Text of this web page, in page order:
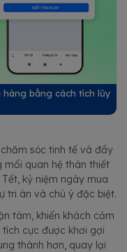
bằng cách tích lũy
sóc tinh tế và đầy
mối quan hệ thân thiết
kỷ niệm ngày mua
tri ân và chú ý đặc biệt.
tâm, khiến khách cảm
cực được khơi gợi
thành hơn, quay lại